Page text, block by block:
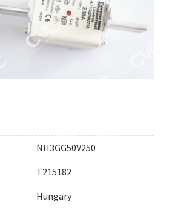
NH3GG50V250
T215182
Hungary